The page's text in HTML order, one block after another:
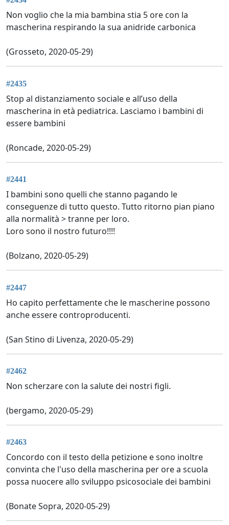
Non voglio che la mia bambina stia 5 ore con la
mascherina respirando la sua anidride carbonica
(Grosseto, 2020-05-29)
#2435
Stop al distanziamento sociale e all’uso della
mascherina in età pediatrica. Lasciamo i bambini di
essere bambini
(Roncade, 2020-05-29)
#2441
I bambini sono quelli che stanno pagando le
conseguenze di tutto questo. Tutto ritorno pian piano
alla normalità > tranne per loro.
Loro sono il nostro futuro!!!!
(Bolzano, 2020-05-29)
#2447
Ho capito perfettamente che le mascherine possono
anche essere controproducenti.
(San Stino di Livenza, 2020-05-29)
#2462
Non scherzare con la salute dei nostri figli.
(bergamo, 2020-05-29)
#2463
Concordo con il testo della petizione e sono inoltre
convinta che l'uso della mascherina per ore a scuola
possa nuocere allo sviluppo psicosociale dei bambini
(Bonate Sopra, 2020-05-29)